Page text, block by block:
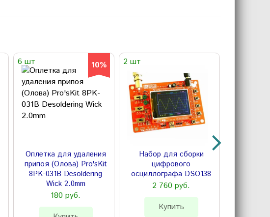
10%
6 шт
Оплетка для удаления
припоя (Олова) Pro'sKit
8PK-031B Desoldering
Wick 2.0mm
180 руб.
2 шт
Набор для сборки
цифрового
осциллографа DSO138
2 760 руб.
Купить